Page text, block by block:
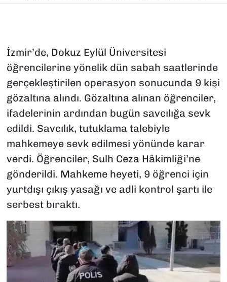
İzmir’de, Dokuz Eylül Üniversitesi
öğrencilerine yönelik dün sabah saatlerinde
gerçekleştirilen operasyon sonucunda 9 kişi
gözaltına alındı. Gözaltına alınan öğrenciler,
ifadelerinin ardından bugün savcılığa sevk
edildi. Savcılık, tutuklama talebiyle
mahkemeye sevk edilmesi yönünde karar
verdi. Öğrenciler, Sulh Ceza Hâkimliği’ne
gönderildi. Mahkeme heyeti, 9 öğrenci için
yurtdışı çıkış yasağı ve adli kontrol şartı ile
serbest bıraktı.